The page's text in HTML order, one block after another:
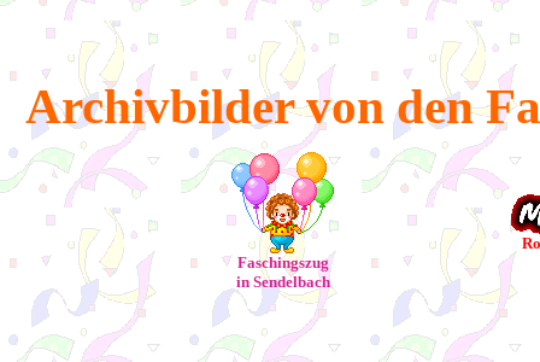
Archivbilder von den
Faschingszug
in Sendelbach